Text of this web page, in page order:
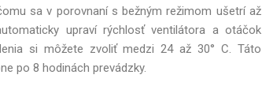
sa v porovnaní s bežným režimom ušetrí až
upraví rýchlosť ventilátora a otáčok
si môžete zvoliť medzi 24 až 30° C. Táto
po 8 hodinách prevádzky.